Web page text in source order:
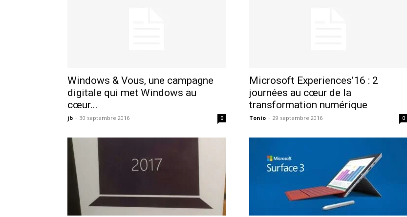
Windows & Vous, une campagne
digitale qui met Windows au
cœur...
jb - 30 septembre 2016 0
Microsoft Experiences’16 : 2
journées au cœur de la
transformation numérique
Tonio - 29 septembre 2016 0